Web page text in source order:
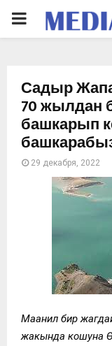
PRIMARY
Садыр
70 жылдан
башкарып
29 декабря, 2022
Маанилүү бир
жакында кошуна